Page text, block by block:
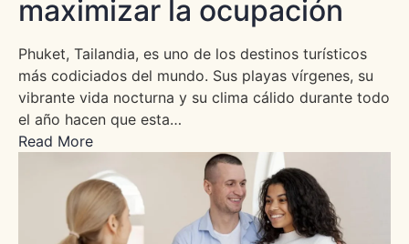
maximizar la ocupación
Phuket, Tailandia, es uno de los destinos turísticos
más codiciados del mundo. Sus playas vírgenes, su
vibrante vida nocturna y su clima cálido durante todo
el año hacen que esta…
Read More